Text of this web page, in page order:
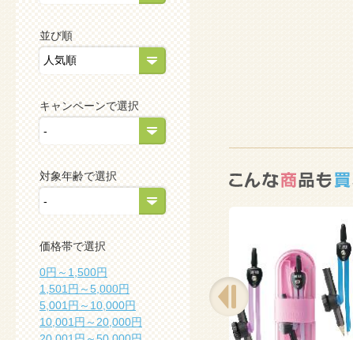
並び順
キャンペーンで選択
対象年齢で選択
価格帯で選択
0円～1,500円
1,501円～5,000円
5,001円～10,000円
10,001円～20,000円